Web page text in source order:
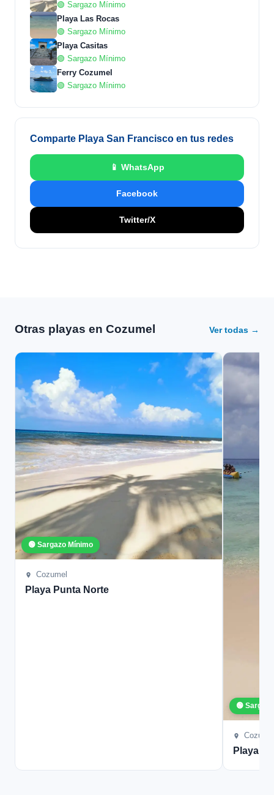
🟢 Sargazo Mínimo
Playa Las Rocas
🟢 Sargazo Mínimo
Playa Casitas
🟢 Sargazo Mínimo
Ferry Cozumel
🟢 Sargazo Mínimo
Comparte Playa San Francisco en tus redes
📱 WhatsApp
Facebook
Twitter/X
Otras playas en Cozumel Ver todas →
🟢 Sargazo Mínimo
Cozumel
Playa Punta Norte
🟢
Playa